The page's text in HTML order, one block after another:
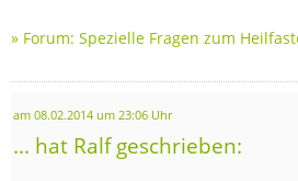
» Forum: Spezielle Fragen zum
am 08.02.2014 um 23:06 Uhr
... hat Ralf geschrieben: